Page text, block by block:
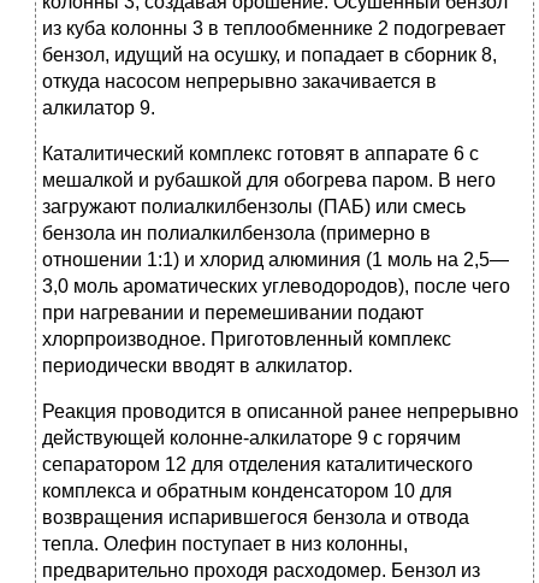
из куба колонны 3 в теплообменнике 2 подогревает
бензол, идущий на осушку, и попадает в сборник 8,
откуда насосом непрерывно закачивается в
алкилатор 9.
Каталитический комплекс готовят в аппарате 6 с
мешалкой и рубашкой для обогрева паром. В него
загружают полиалкилбензолы (ПАБ) или смесь
бензола ин полиалкилбензола (примерно в
отношении 1:1) и хлорид алюминия (1 моль на 2,5—
3,0 моль ароматических углеводородов), после чего
при нагревании и перемешивании подают
хлорпроизводное. Приготовленный комплекс
периодически вводят в алкилатор.
Реакция проводится в описанной ранее непрерывно
действующей колонне-алкилаторе 9 с горячим
сепаратором 12 для отделения каталитического
комплекса и обратным конденсатором 10 для
возвращения испарившегося бензола и отвода
тепла. Олефин поступает в низ колонны,
предварительно проходя расходомер. Бензол из